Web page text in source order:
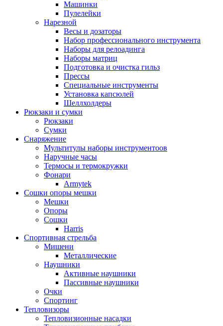
Машинки
Пулелейки
Нарезной
Весы и дозаторы
Набор профессионального инструмента
Наборы для релоадинга
Наборы матриц
Подготовка и очистка гильз
Прессы
Специальные инструменты
Установка капсюлей
Шеллхолдеры
Рюкзаки и сумки
Рюкзаки
Сумки
Снаряжение
Мультитулы наборы инструментоов
Наручные часы
Термосы и термокружки
Фонари
Armytek
Сошки опоры мешки
Мешки
Опоры
Сошки
Harris
Спортивная стрельба
Мишени
Металлические
Наушники
Активные наушники
Пассивные наушники
Очки
Спортинг
Тепловизоры
Тепловизионные насадки